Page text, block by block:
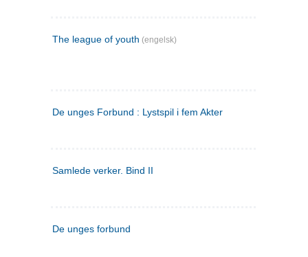
The league of youth (engelsk)
De unges Forbund : Lystspil i fem Akter
Samlede verker. Bind II
De unges forbund